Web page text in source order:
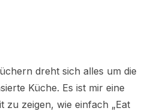
dreht sich alles um die
Küche. Es ist mir eine
zu zeigen, wie einfach „Eat